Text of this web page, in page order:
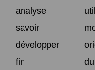
analyse
savoir
développer
fin